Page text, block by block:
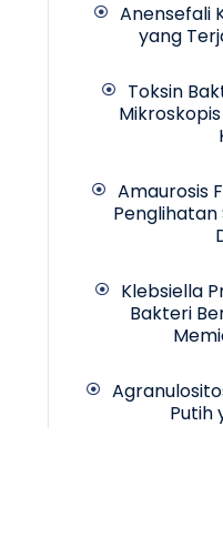
Anensefali
yang
Toksin
Amaurosis
Klebsiella
Bakteri
Putih